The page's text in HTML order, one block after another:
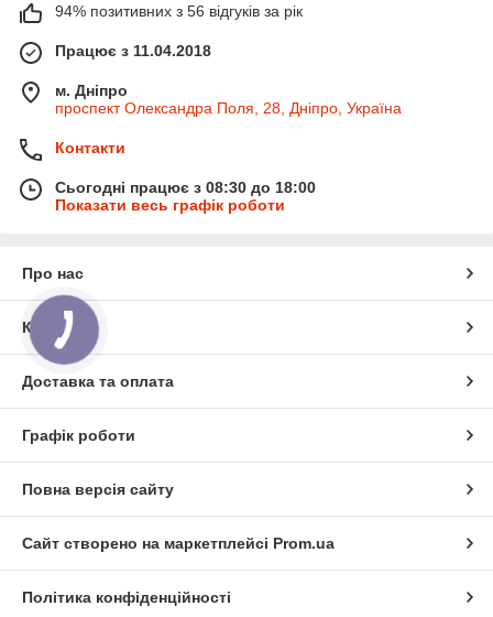
94% позитивних з 56 відгуків за рік
Працює з 11.04.2018
м. Дніпро
проспект Олександра Поля, 28, Дніпро, Україна
Контакти
Сьогодні працює з 08:30 до 18:00
Показати весь графік роботи
Про нас
Контакти
Доставка та оплата
Графік роботи
Повна версія сайту
Сайт створено на маркетплейсі Prom.ua
Політика конфіденційності